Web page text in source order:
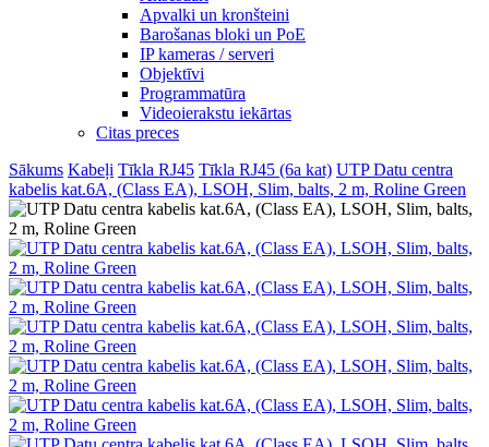
Apvalki un kronšteini
Barošanas bloki un PoE
IP kameras / serveri
Objektīvi
Programmatūra
Videoierakstu iekārtas
Citas preces
Sākums Kabeļi Tīkla RJ45 Tīkla RJ45 (6a kat) UTP Datu centra
kabelis kat.6A, (Class EA), LSOH, Slim, balts, 2 m, Roline Green